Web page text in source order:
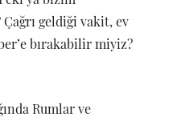
Çağrı geldiği vakit, ev
bırakabilir miyiz?
Rumlar ve